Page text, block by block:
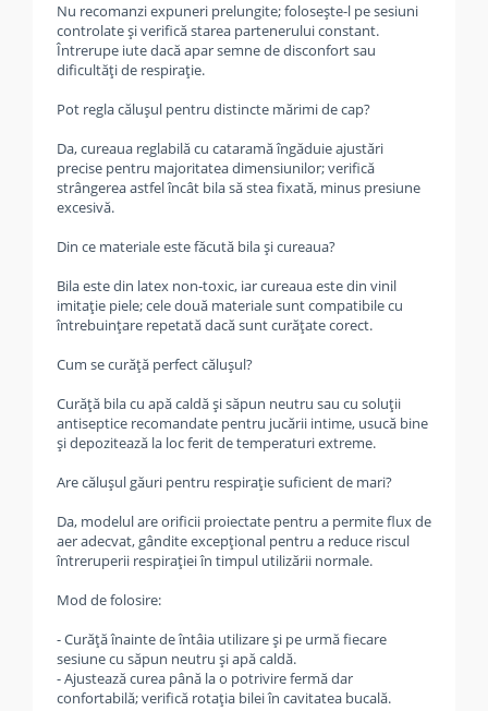
Nu recomanzi expuneri prelungite; folosește-l pe sesiuni
controlate și verifică starea partenerului constant.
Întrerupe iute dacă apar semne de disconfort sau
dificultăți de respirație.
Pot regla călușul pentru distincte mărimi de cap?
Da, cureaua reglabilă cu cataramă îngăduie ajustări
precise pentru majoritatea dimensiunilor; verifică
strângerea astfel încât bila să stea fixată, minus presiune
excesivă.
Din ce materiale este făcută bila și cureaua?
Bila este din latex non‑toxic, iar cureaua este din vinil
imitație piele; cele două materiale sunt compatibile cu
întrebuințare repetată dacă sunt curățate corect.
Cum se curăță perfect călușul?
Curăță bila cu apă caldă și săpun neutru sau cu soluții
antiseptice recomandate pentru jucării intime, usucă bine
și depozitează la loc ferit de temperaturi extreme.
Are călușul găuri pentru respirație suficient de mari?
Da, modelul are orificii proiectate pentru a permite flux de
aer adecvat, gândite excepțional pentru a reduce riscul
întreruperii respirației în timpul utilizării normale.
Mod de folosire:
- Curăță înainte de întâia utilizare și pe urmă fiecare
sesiune cu săpun neutru și apă caldă.
- Ajustează curea până la o potrivire fermă dar
confortabilă; verifică rotația bilei în cavitatea bucală.